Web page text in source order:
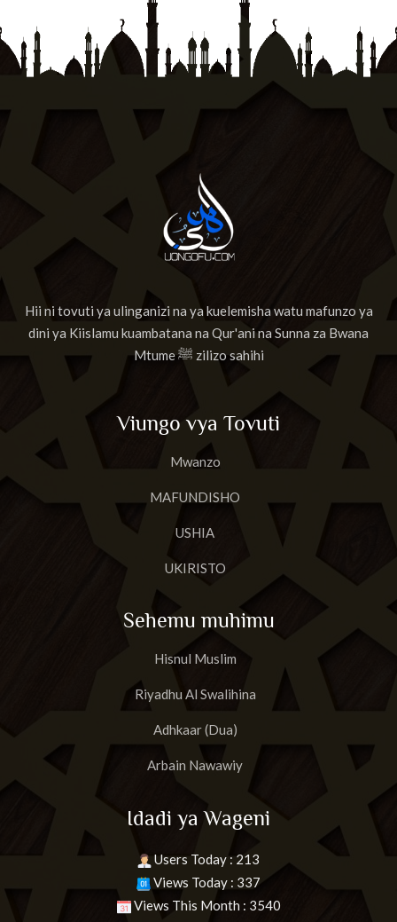
Hii ni tovuti ya ulinganizi na ya kuelemisha watu mafunzo ya
dini ya Kiislamu kuambatana na Qur'ani na Sunna za Bwana
Mtume ﷺ zilizo sahihi
Viungo vya Tovuti
Mwanzo
MAFUNDISHO
USHIA
UKIRISTO
Sehemu muhimu
Hisnul Muslim
Riyadhu Al Swalihina
Adhkaar (Dua)
Arbain Nawawiy
Idadi ya Wageni
Users Today : 213
Views Today : 337
Views This Month : 3540